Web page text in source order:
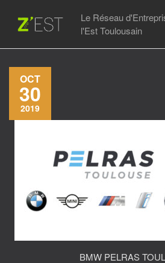
content
Le Réseau
l'Est Toulousain
OCT
30
2019
BMW PELRAS